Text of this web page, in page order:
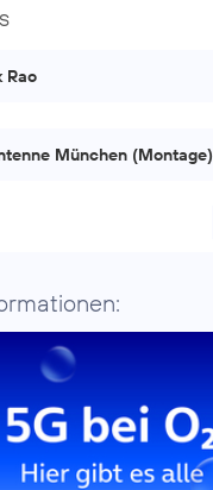
Rao
München (Montage)